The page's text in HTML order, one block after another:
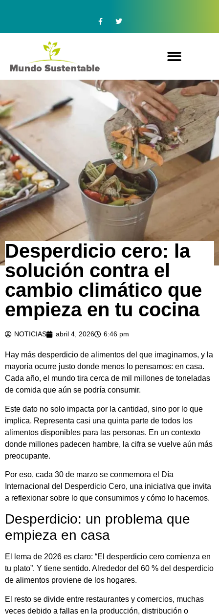
Desperdicio cero: la
solución contra el
cambio climático que
empieza en tu cocina
NOTICIAS abril 4, 2026 6:46 pm
Hay más desperdicio de alimentos del que imaginamos, y la
mayoría ocurre justo donde menos lo pensamos: en casa.
Cada año, el mundo tira cerca de mil millones de toneladas
de comida que aún se podría consumir.
Este dato no solo impacta por la cantidad, sino por lo que
implica. Representa casi una quinta parte de todos los
alimentos disponibles para las personas. En un contexto
donde millones padecen hambre, la cifra se vuelve aún más
preocupante.
Por eso, cada 30 de marzo se conmemora el Día
Internacional del Desperdicio Cero, una iniciativa que invita
a reflexionar sobre lo que consumimos y cómo lo hacemos.
Desperdicio: un problema que
empieza en casa
El lema de 2026 es claro: “El desperdicio cero comienza en
tu plato”. Y tiene sentido. Alrededor del 60 % del desperdicio
de alimentos proviene de los hogares.
El resto se divide entre restaurantes y comercios, muchas
veces debido a fallas en la producción, distribución o